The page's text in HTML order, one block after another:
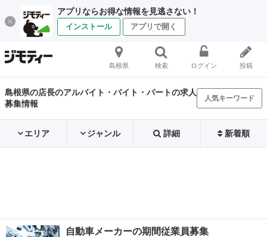
アプリならお得な情報を見逃さない！
インストール アプリで開く
島根県 検索 ログイン 投稿
島根県の店長のアルバイト・バイト・パートの求人
募集情報
人気キーワード
エリア ジャンル 詳細 新着順
自動車メーカーの期間従業員募集